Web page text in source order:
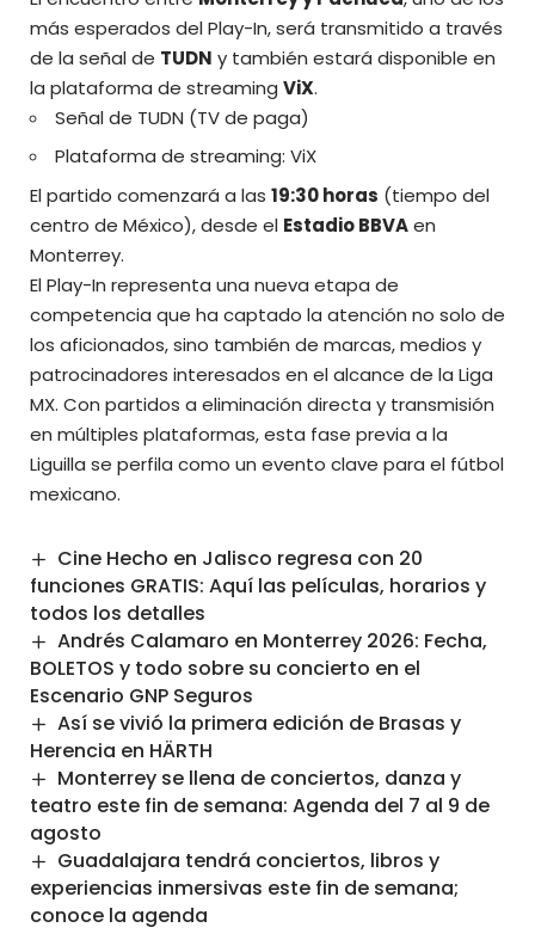
más esperados del Play-In, será transmitido a través
de la señal de TUDN y también estará disponible en
la plataforma de streaming ViX.
Señal de TUDN (TV de paga)
Plataforma de streaming: ViX
El partido comenzará a las 19:30 horas (tiempo del
centro de México), desde el Estadio BBVAen
Monterrey.
El Play-In representa una nueva etapa de
competencia que ha captado la atención no solo de
los aficionados, sino también de marcas, medios y
patrocinadores interesados en el alcance de la Liga
MX. Con partidos a eliminación directa y transmisión
en múltiples plataformas, esta fase previa a la
Liguilla se perfila como un evento clave para el fútbol
mexicano.
Cine Hecho en Jalisco regresa con 20
funciones GRATIS: Aquí las películas, horarios y
todos los detalles
Andrés Calamaro en Monterrey 2026: Fecha,
BOLETOS y todo sobre su concierto en el
Escenario GNP Seguros
Así se vivió la primera edición de Brasas y
Herencia en HÄRTH
Monterrey se llena de conciertos, danza y
teatro este fin de semana: Agenda del 7 al 9 de
agosto
Guadalajara tendrá conciertos, libros y
experiencias inmersivas este fin de semana;
conoce la agenda